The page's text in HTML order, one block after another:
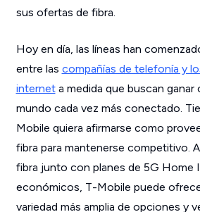
sus ofertas de fibra.
Hoy en día, las líneas han
entre las compañías de telefonía y
interneta medida que buscan ganar
mundo cada vez más conectado.
Mobile quiera afirmarse como
fibra para mantenerse competitivo.
fibra junto con planes de 5G Home
económicos, T-Mobile puede
variedad más amplia de opciones y